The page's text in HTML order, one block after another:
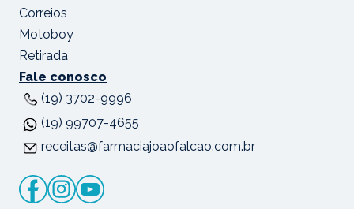
Correios
Motoboy
Retirada
Fale conosco
(19) 3702-9996
(19) 99707-4655
receitas@farmaciajoaofalcao.com.br